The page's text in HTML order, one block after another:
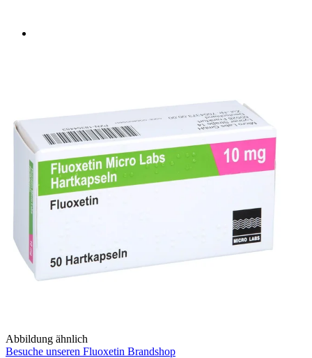
Abbildung ähnlich
Besuche unseren Fluoxetin Brandshop